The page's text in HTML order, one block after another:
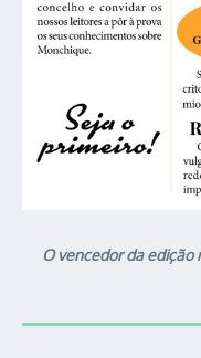
O vencedor da edição